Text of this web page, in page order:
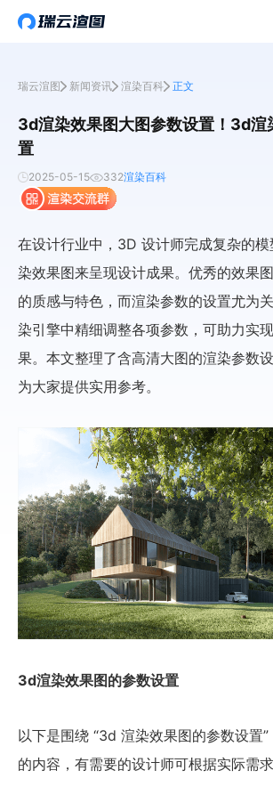
瑞云渲图 新闻资讯 渲染百科 正文
3d渲染效果图大图参数设置！3d渲
置
2025-05-15 332渲染百科
在设计行业中，3D 设计师完成复杂的
染效果图来呈现设计成果。优秀的效果
的质感与特色，而渲染参数的设置尤
染引擎中精细调整各项参数，可助力实
果。本文整理了含高清大图的渲染参数
为大家提供实用参考。
3d渲染效果图的参数设置
以下是围绕 “3d 渲染效果图的参数设置
的内容，有需要的设计师可根据实际需求